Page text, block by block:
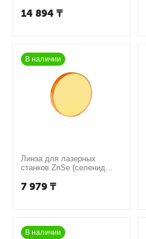
США)
14 894 ₸
В наличии
Линза для лазерных
станков ZnSe (селенид
D12 мм / фокус 38,1 мм
7 979 ₸
В наличии